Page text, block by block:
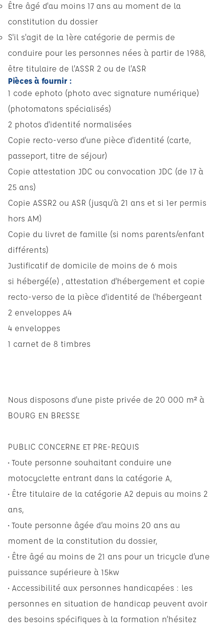
Être âgé d'au moins 17 ans au moment de la
constitution du dossier
S'il s'agit de la 1ère catégorie de permis de
conduire pour les personnes nées à partir de 1988,
être titulaire de l’ASSR 2 ou de l’ASR
Pièces à fournir :
1 code ephoto (photo avec signature numérique)
(photomatons spécialisés)
2 photos d'identité normalisées
Copie recto-verso d'une pièce d'identité (carte,
passeport, titre de séjour)
Copie attestation JDC ou convocation JDC (de 17 à
25 ans)
Copie ASSR2 ou ASR (jusqu'à 21 ans et si 1er permis
hors AM)
Copie du livret de famille (si noms parents/enfant
différents)
Justificatif de domicile de moins de 6 mois
si hébergé(e) , attestation d'hébergement et copie
recto-verso de la pièce d'identité de l'hébergeant
2 enveloppes A4
4 enveloppes
1 carnet de 8 timbres
Nous disposons d'une piste privée de 20 000 m² à
BOURG EN BRESSE
PUBLIC CONCERNE ET PRE-REQUIS
• Toute personne souhaitant conduire une
motocyclette entrant dans la catégorie A,
• Être titulaire de la catégorie A2 depuis au moins 2
ans,
• Toute personne âgée d’au moins 20 ans au
moment de la constitution du dossier,
• Être âgé au moins de 21 ans pour un tricycle d’une
puissance supérieure à 15kw
• Accessibilité aux personnes handicapées : les
personnes en situation de handicap peuvent avoir
des besoins spécifiques à la formation n’hésitez